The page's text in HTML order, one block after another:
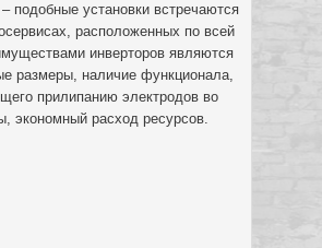
подобные установки встречаются
расположенных по всей
инверторов являются
размеры, наличие функционала,
прилипанию электродов во
экономный расход ресурсов.